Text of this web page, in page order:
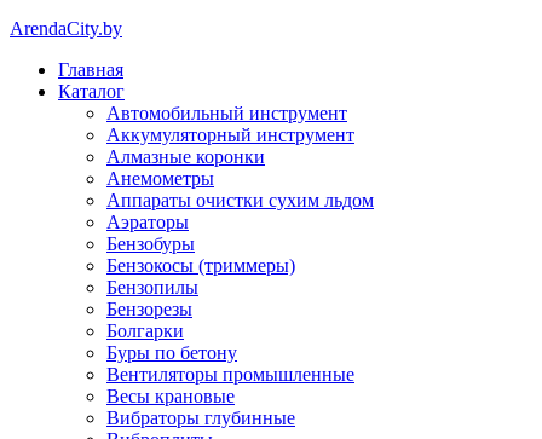
ArendaCity.by
Главная
Каталог
Автомобильный инструмент
Аккумуляторный инструмент
Алмазные коронки
Анемометры
Аппараты очистки сухим льдом
Аэраторы
Бензобуры
Бензокосы (триммеры)
Бензопилы
Бензорезы
Болгарки
Буры по бетону
Вентиляторы промышленные
Весы крановые
Вибраторы глубинные